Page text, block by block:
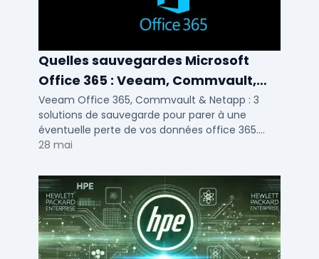
Quelles sauvegardes Microsoft
Office 365 : Veeam, Commvault,
Netapp
Veeam Office 365, Commvault & Netapp : 3
solutions de sauvegarde pour parer à une
éventuelle perte de vos données office 365.
Voici notre ...
28 mai